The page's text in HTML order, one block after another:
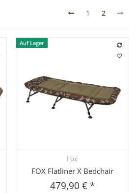
1 2
Auf Lager
Schnellkauf
Fox
FOX Flatliner X Bedchair
479,90 € *